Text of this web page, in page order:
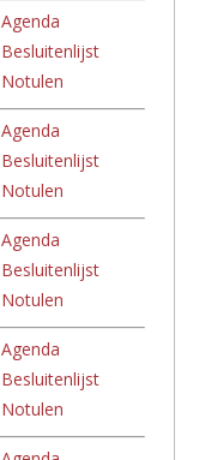
Agenda
Besluitenlijst
Notulen
Agenda
Besluitenlijst
Notulen
Agenda
Besluitenlijst
Notulen
Agenda
Besluitenlijst
Notulen